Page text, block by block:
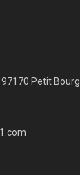
Petit Bourg